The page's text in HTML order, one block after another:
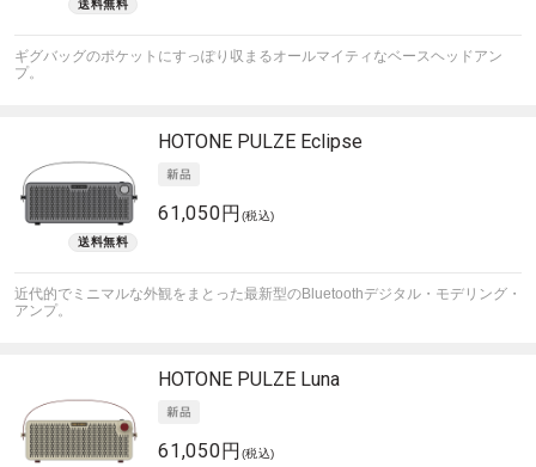
ギグバッグのポケットにすっぽり収まるオールマイティなベースヘッドアン
プ。
HOTONE PULZE Eclipse
61,050円 (税込)
近代的でミニマルな外観をまとった最新型のBluetoothデジタル・モデリング・
アンプ。
HOTONE PULZE Luna
61,050円 (税込)